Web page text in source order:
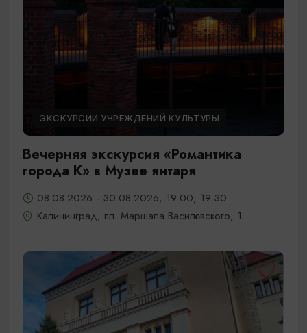
ЭКСКУРСИИ УЧРЕЖДЕНИЙ КУЛЬТУРЫ
Вечерняя экскурсия «Романтика
города К» в Музее янтаря
08.08.2026 - 30.08.2026, 19:00, 19:30
Калининград, пл. Маршала Василевского, 1